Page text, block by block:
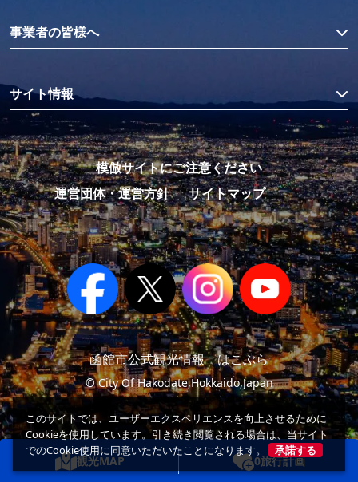
観光MAP 0旅行計画
事業者の皆様へ
サイト情報
模倣サイトにご注意ください
運営団体・運営方針
サイトマップ
函館市公式観光情報 はこぶら
© City Of Hakodate,Hokkaido,Japan
このサイトでは、ユーザーエクスペリエンスを向上させるために
Cookieを使用しています。引き続き閲覧される場合は、当サイト
でのCookie使用に同意いただいたことになります。
承諾する